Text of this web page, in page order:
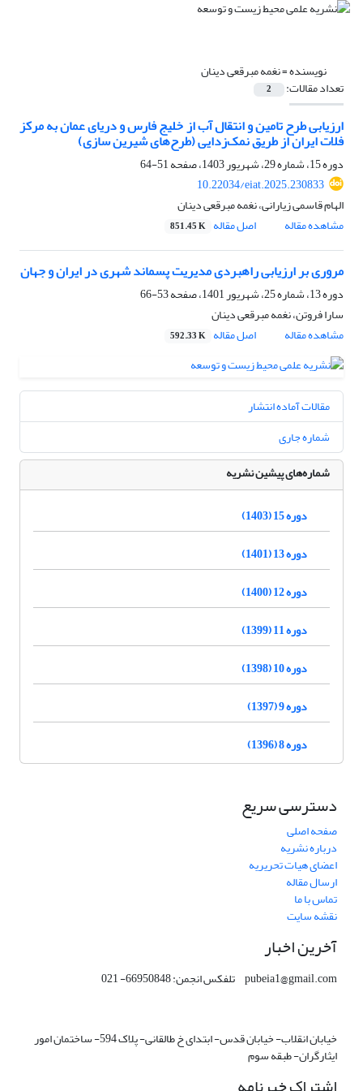
نویسنده =نغمه مبرقعی دینان
تعداد مقالات: 2
ارزیابی طرح تامین و انتقال آب از خلیج فارس و دریای عمان به مرکز
فلات ایران از طریق نمک‌زدایی (طرح‌های شیرین سازی)
دوره 15، شماره 29، شهریور 1403، صفحه
51-64
10.22034/eiat.2025.230833
الهام قاسمی زیارانی، نغمه مبرقعی دینان
مشاهده مقاله
اصل مقاله 851.45 K
مروری بر ارزیابی راهبردی مدیریت پسماند شهری در ایران و جهان
دوره 13، شماره 25، شهریور 1401، صفحه
53-66
سارا فروتن، نغمه مبرقعی دینان
مشاهده مقاله
اصل مقاله 592.33 K
مقالات آماده انتشار
شماره جاری
شماره‌های پیشین نشریه
دوره 15 (1403)
دوره 13 (1401)
دوره 12 (1400)
دوره 11 (1399)
دوره 10 (1398)
دوره 9 (1397)
دوره 8 (1396)
دسترسی سریع
صفحه اصلی
درباره نشریه
اعضای هیات تحریریه
ارسال مقاله
تماس با ما
نقشه سایت
آخرین اخبار
pubeia1@gmail.com تلفکس انجمن: 66950848- 021
خیابان انقلاب- خیابان قدس- ابتدای خ طالقانی- پلاک 594- ساختمان امور
ایثارگران- طبقه سوم